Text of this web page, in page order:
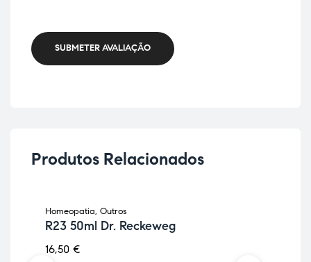
SUBMETER AVALIAÇÃO
Produtos Relacionados
Homeopatia, Outros
R23 50ml Dr. Reckeweg
16,50 €